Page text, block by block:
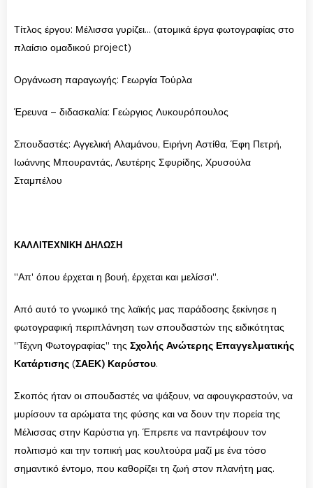
Τίτλος έργου: Μέλισσα γυρίζει… (ατομικά έργα φωτογραφίας στο
πλαίσιο ομαδικού project)
Οργάνωση παραγωγής: Γεωργία Τούρλα
Έρευνα – διδασκαλία: Γεώργιος Λυκουρόπουλος
Σπουδαστές: Αγγελική Αλαμάνου, Ειρήνη Αστίθα, Έφη Πετρή,
Ιωάννης Μπουραντάς, Λευτέρης Σφυρίδης, Χρυσούλα
Σταμπέλου
ΚΑΛΛΙΤΕΧΝΙΚΗ ΔΗΛΩΣΗ
"Απ' όπου έρχεται η βουή, έρχεται και μελίσσι".
Από αυτό το γνωμικό της λαϊκής μας παράδοσης ξεκίνησε η
φωτογραφική περιπλάνηση των σπουδαστών της ειδικότητας
"Τέχνη Φωτογραφίας" της Σχολής Ανώτερης Επαγγελματικής
Κατάρτισης (ΣΑΕΚ) Καρύστου.
Σκοπός ήταν οι σπουδαστές να ψάξουν, να αφουγκραστούν, να
μυρίσουν τα αρώματα της φύσης και να δουν την πορεία της
Μέλισσας στην Καρύστια γη. Έπρεπε να παντρέψουν τον
πολιτισμό και την τοπική μας κουλτούρα μαζί με ένα τόσο
σημαντικό έντομο, που καθορίζει τη ζωή στον πλανήτη μας.